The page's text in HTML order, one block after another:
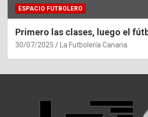
ESPACIO FUTBOLERO
Primero las clases, luego el
30/07/2025 La Futbolería Canaria